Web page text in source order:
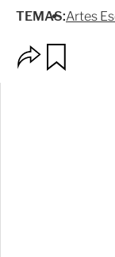
TEMAS:Artes